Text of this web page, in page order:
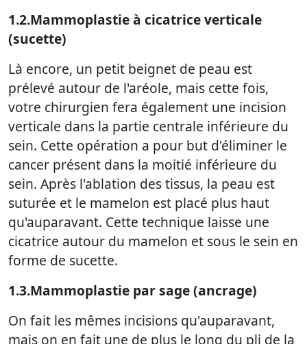
1.2.Mammoplastie à cicatrice verticale
(sucette)
Là encore, un petit beignet de peau est
prélevé autour de l'aréole, mais cette fois,
votre chirurgien fera également une incision
verticale dans la partie centrale inférieure du
sein. Cette opération a pour but d'éliminer le
cancer présent dans la moitié inférieure du
sein. Après l'ablation des tissus, la peau est
suturée et le mamelon est placé plus haut
qu'auparavant. Cette technique laisse une
cicatrice autour du mamelon et sous le sein en
forme de sucette.
1.3.Mammoplastie par sage (ancrage)
On fait les mêmes incisions qu'auparavant,
mais on en fait une de plus le long du pli de la